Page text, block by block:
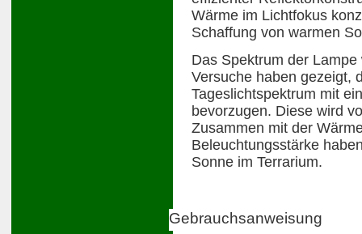
Wärme im Lichtfokus
Schaffung von warmen
Das Spektrum der
Versuche haben gezeigt,
Tageslichtspektrum mit
bevorzugen. Diese wird
Zusammen mit der
Beleuchtungsstärke
Sonne im Terrarium.
Gebrauchsanweisung